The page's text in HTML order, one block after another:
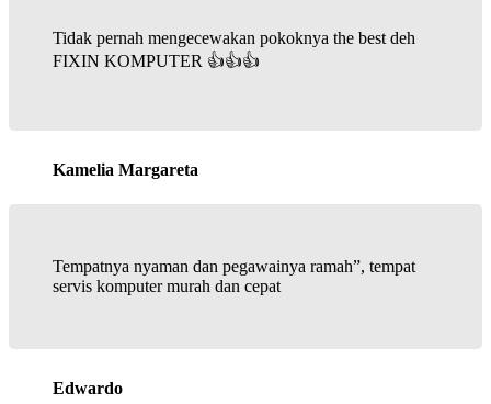
Tidak pernah mengecewakan pokoknya the best deh
FIXIN KOMPUTER 👍👍👍
Kamelia Margareta
Tempatnya nyaman dan pegawainya ramah”, tempat
servis komputer murah dan cepat
Edwardo